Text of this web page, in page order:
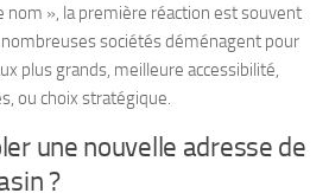
nom », la première réaction est souvent
sociétés déménagent pour
plus grands, meilleure accessibilité,
ou choix stratégique.
une nouvelle adresse de
?